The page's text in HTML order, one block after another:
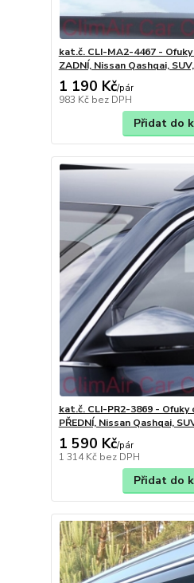
kat.č. CLI-MA2-4467 -
ZADNÍ, Nissan Qashqai,
1 190 Kč/pár
983 Kč bez DPH
Přidat do
kat.č. CLI-PR2-3869 -
PŘEDNÍ, Nissan Qashqai,
1 590 Kč/pár
1 314 Kč bez DPH
Přidat do